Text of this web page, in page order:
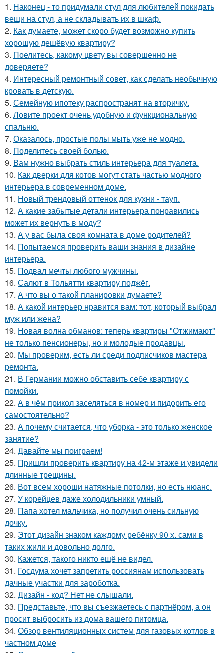
1. Наконец - то придумали стул для любителей покидать
вещи на стул, а не складывать их в шкаф.
2. Как думаете, может скоро будет возможно купить
хорошую дешёвую квартиру?
3. Поелитесь, какому цвету вы совершенно не
доверяете?
4. Интересный ремонтный совет, как сделать необычную
кровать в детскую.
5. Семейную ипотеку распространят на вторичку.
6. Ловите проект очень удобную и функциональную
спальню.
7. Оказалось, простые полы мыть уже не модно.
8. Поделитесь своей болью.
9. Вам нужно выбрать стиль интерьера для туалета.
10. Как дверки для котов могут стать частью модного
интерьера в современном доме.
11. Новый трендовый оттенок для кухни - тауп.
12. А какие забытые детали интерьера понравились
может их вернуть в моду?
13. А у вас была своя комната в доме родителей?
14. Попытаемся проверить ваши знания в дизайне
интерьера.
15. Подвал мечты любого мужчины.
16. Салют в Тольятти квартиру поджёг.
17. А что вы о такой планировки думаете?
18. А какой интерьер нравится вам: тот, который выбрал
муж или жена?
19. Новая волна обманов: теперь квартиры "Отжимают"
не только пенсионеры, но и молодые продавцы.
20. Мы проверим, есть ли среди подписчиков мастера
ремонта.
21. В Германии можно обставить себе квартиру с
помойки.
22. А в чём прикол заселяться в номер и пидорить его
самостоятельно?
23. А почему считается, что уборка - это только женское
занятие?
24. Давайте мы поиграем!
25. Пришли проверить квартиру на 42-м этаже и увидели
длинные трещины.
26. Вот всем хороши натяжные потолки, но есть нюанс.
27. У корейцев даже холодильники умный.
28. Папа хотел мальчика, но получил очень сильную
дочку.
29. Этот дизайн знаком каждому ребёнку 90 х. сами в
таких жили и довольно долго.
30. Кажется, такого никто ещё не видел.
31. Госдума хочет запретить россиянам использовать
дачные участки для зароботка.
32. Дизайн - код? Нет не слышали.
33. Представьте, что вы съезжаетесь с партнёром, а он
просит выбросить из дома вашего питомца.
34. Обзор вентиляционных систем для газовых котлов в
частном доме